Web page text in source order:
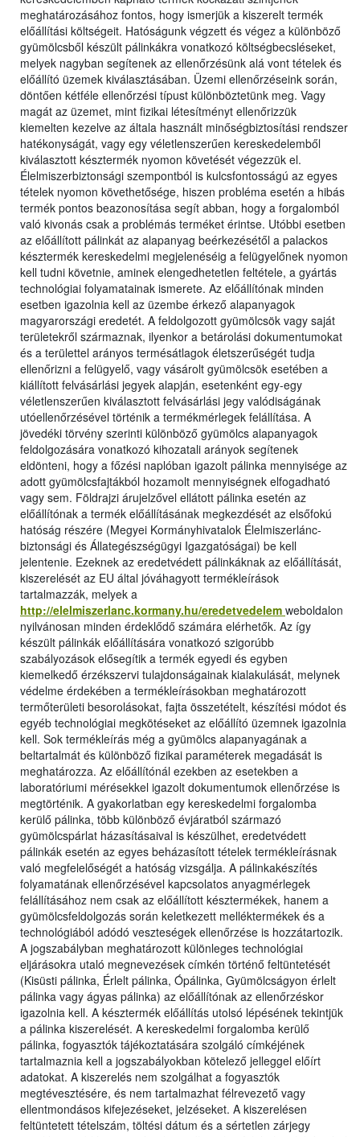
meghatározásához fontos, hogy ismerjük a kiszerelt termék
előállítási költségeit. Hatóságunk végzett és végez a különböző
gyümölcsből készült pálinkákra vonatkozó költségbecsléseket,
melyek nagyban segítenek az ellenőrzésünk alá vont tételek és
előállító üzemek kiválasztásában. Üzemi ellenőrzéseink során,
döntően kétféle ellenőrzési típust különböztetünk meg. Vagy
magát az üzemet, mint fizikai létesítményt ellenőrizzük
kiemelten kezelve az általa használt minőségbiztosítási rendszer
hatékonyságát, vagy egy véletlenszerűen kereskedelemből
kiválasztott késztermék nyomon követését végezzük el.
Élelmiszerbiztonsági szempontból is kulcsfontosságú az egyes
tételek nyomon követhetősége, hiszen probléma esetén a hibás
termék pontos beazonosítása segít abban, hogy a forgalomból
való kivonás csak a problémás terméket érintse. Utóbbi esetben
az előállított pálinkát az alapanyag beérkezésétől a palackos
késztermék kereskedelmi megjelenéséig a felügyelőnek nyomon
kell tudni követnie, aminek elengedhetetlen feltétele, a gyártás
technológiai folyamatainak ismerete. Az előállítónak minden
esetben igazolnia kell az üzembe érkező alapanyagok
magyarországi eredetét. A feldolgozott gyümölcsök vagy saját
területekről származnak, ilyenkor a betárolási dokumentumokat
és a területtel arányos termésátlagok életszerűségét tudja
ellenőrizni a felügyelő, vagy vásárolt gyümölcsök esetében a
kiállított felvásárlási jegyek alapján, esetenként egy-egy
véletlenszerűen kiválasztott felvásárlási jegy valódiságának
utóellenőrzésével történik a termékmérlegek felállítása. A
jövedéki törvény szerinti különböző gyümölcs alapanyagok
feldolgozására vonatkozó kihozatali arányok segítenek
eldönteni, hogy a főzési naplóban igazolt pálinka mennyisége az
adott gyümölcsfajtákból hozamolt mennyiségnek elfogadható
vagy sem. Földrajzi árujelzővel ellátott pálinka esetén az
előállítónak a termék előállításának megkezdését az elsőfokú
hatóság részére (Megyei Kormányhivatalok Élelmiszerlánc-
biztonsági és Állategészségügyi Igazgatóságai) be kell
jelentenie. Ezeknek az eredetvédett pálinkáknak az előállítását,
kiszerelését az EU által jóváhagyott termékleírások
tartalmazzák, melyek a
http://elelmiszerlanc.kormany.hu/eredetvedelem weboldalon
nyilvánosan minden érdeklődő számára elérhetők. Az így
készült pálinkák előállítására vonatkozó szigorúbb
szabályozások elősegítik a termék egyedi és egyben
kiemelkedő érzékszervi tulajdonságainak kialakulását, melynek
védelme érdekében a termékleírásokban meghatározott
termőterületi besorolásokat, fajta összetételt, készítési módot és
egyéb technológiai megkötéseket az előállító üzemnek igazolnia
kell. Sok termékleírás még a gyümölcs alapanyagának a
beltartalmát és különböző fizikai paraméterek megadását is
meghatározza. Az előállítónál ezekben az esetekben a
laboratóriumi mérésekkel igazolt dokumentumok ellenőrzése is
megtörténik. A gyakorlatban egy kereskedelmi forgalomba
kerülő pálinka, több különböző évjáratból származó
gyümölcspárlat házasításaival is készülhet, eredetvédett
pálinkák esetén az egyes beházasított tételek termékleírásnak
való megfelelőségét a hatóság vizsgálja. A pálinkakészítés
folyamatának ellenőrzésével kapcsolatos anyagmérlegek
felállításához nem csak az előállított késztermékek, hanem a
gyümölcsfeldolgozás során keletkezett melléktermékek és a
technológiából adódó veszteségek ellenőrzése is hozzátartozik.
A jogszabályban meghatározott különleges technológiai
eljárásokra utaló megnevezések címkén történő feltüntetését
(Kisüsti pálinka, Érlelt pálinka, Ópálinka, Gyümölcságyon érlelt
pálinka vagy ágyas pálinka) az előállítónak az ellenőrzéskor
igazolnia kell. A késztermék előállítás utolsó lépésének tekintjük
a pálinka kiszerelését. A kereskedelmi forgalomba kerülő
pálinka, fogyasztók tájékoztatására szolgáló címkéjének
tartalmaznia kell a jogszabályokban kötelező jelleggel előírt
adatokat. A kiszerelés nem szolgálhat a fogyasztók
megtévesztésére, és nem tartalmazhat félrevezető vagy
ellentmondásos kifejezéseket, jelzéseket. A kiszerelésen
feltüntetett tételszám, töltési dátum és a sértetlen zárjegy